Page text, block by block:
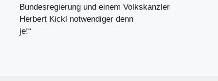
Bundesregierung und einem Volkskanzler
Herbert Kickl notwendiger denn
je!“